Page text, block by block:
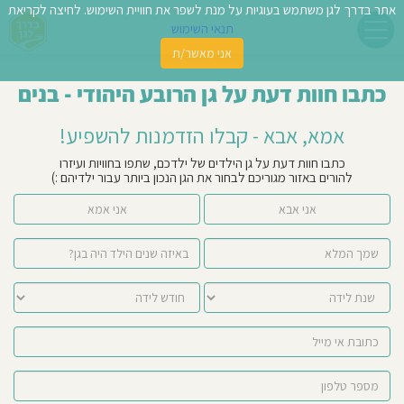
כתבו חוות דעת על גן הרובע היהודי - בנים
אמא, אבא - קבלו הזדמנות להשפיע!
כתבו חוות דעת על גן הילדים של ילדכם, שתפו בחוויות ועיזרו
להורים באזור מגוריכם לבחור את הגן הנכון ביותר עבור ילדיהם :)
אני אמא אני אבא
אתר בדרך לגן משתמש בעוגיות על מנת לשפר את חוויית השימוש. לחיצה לקריאת
תנאי השימוש
אני מאשר/ת